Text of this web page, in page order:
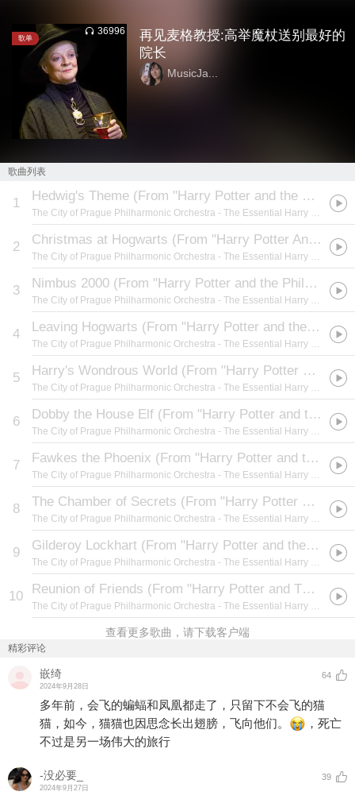
歌单
36996
再见麦格教授:高举魔杖送别最好的
院长
MusicJa...
歌曲列表
1 Hedwig's Theme (From "Harry Potter and the Philosopher's Stone")
The City of Prague Philharmonic Orchestra - The Essential Harry Potter Film Music Collection
2 Christmas at Hogwarts (From "Harry Potter And The Philosopher's Stone")
The City of Prague Philharmonic Orchestra - The Essential Harry Potter Film Music Collection
3 Nimbus 2000 (From "Harry Potter and the Philosopher's Stone")
The City of Prague Philharmonic Orchestra - The Essential Harry Potter Film Music Collection
4 Leaving Hogwarts (From "Harry Potter and the Philosopher's Stone")
The City of Prague Philharmonic Orchestra - The Essential Harry Potter Film Music Collection
5 Harry's Wondrous World (From "Harry Potter and the Philosopher's Stone")
The City of Prague Philharmonic Orchestra - The Essential Harry Potter Film Music Collection
6 Dobby the House Elf (From "Harry Potter and the Chamber of Secrets")
The City of Prague Philharmonic Orchestra - The Essential Harry Potter Film Music Collection
7 Fawkes the Phoenix (From "Harry Potter and the Chamber of Secrets")
The City of Prague Philharmonic Orchestra - The Essential Harry Potter Film Music Collection
8 The Chamber of Secrets (From "Harry Potter and the Chamber of Secrets")
The City of Prague Philharmonic Orchestra - The Essential Harry Potter Film Music Collection
9 Gilderoy Lockhart (From "Harry Potter and the Chamber of Secrets")
The City of Prague Philharmonic Orchestra - The Essential Harry Potter Film Music Collection
10 Reunion of Friends (From "Harry Potter and The Chamber of Secrets")
The City of Prague Philharmonic Orchestra - The Essential Harry Potter Film Music Collection
查看更多歌曲，请下载客户端
精彩评论
嵌绮
2024年9月28日
64
多年前，会飞的蝙蝠和凤凰都走了，只留下不会飞的猫
猫，如今，猫猫也因思念长出翅膀，飞向他们。
，死亡
不过是另一场伟大的旅行
-没必要_
2024年9月27日
39